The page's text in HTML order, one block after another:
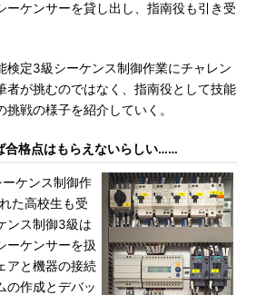
ーケンサーを貸し出し、指南役も引き受
定3級シーケンス制御作業にチャレン
者が挑むのではなく、指南役として技能
戦の様子を紹介していく。
合格点はもらえないらしい……
ケンス制御作
た高校生も受
ンス制御3級は
ーケンサーを扱
アと機器の接続
の作成とデバッ